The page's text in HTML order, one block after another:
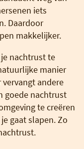
iets
Daardoor
makkelijker.
nachtrust te
manier
andere
goede nachtrust
te creëren
gaat slapen. Zo